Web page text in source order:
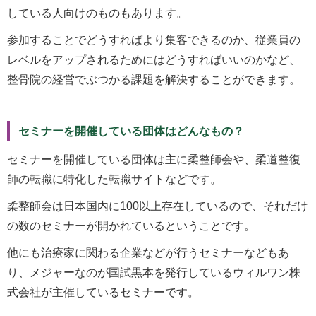
している人向けのものもあります。
参加することでどうすればより集客できるのか、従業員の
レベルをアップされるためにはどうすればいいのかなど、
整骨院の経営でぶつかる課題を解決することができます。
セミナーを開催している団体はどんなもの？
セミナーを開催している団体は主に柔整師会や、柔道整復
師の転職に特化した転職サイトなどです。
柔整師会は日本国内に100以上存在しているので、それだけ
の数のセミナーが開かれているということです。
他にも治療家に関わる企業などが行うセミナーなどもあ
り、メジャーなのが国試黒本を発行しているウィルワン株
式会社が主催しているセミナーです。